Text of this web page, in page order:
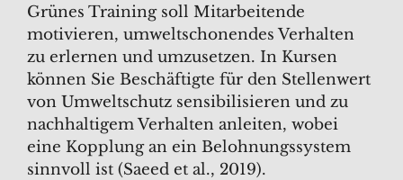
Grünes Training soll Mitarbeitende
motivieren, umweltschonendes Verhalten
zu erlernen und umzusetzen. In Kursen
können Sie Beschäftigte für den Stellenwert
von Umweltschutz sensibilisieren und zu
nachhaltigem Verhalten anleiten, wobei
eine Kopplung an ein Belohnungssystem
sinnvoll ist (Saeed et al., 2019).